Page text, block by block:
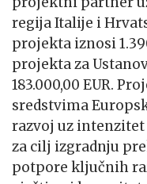
regija Italije i
projekta iznosi
projekta za
183.000,00 EUR.
sredstvima
razvoj uz intenzitet
za cilj izgradnju
potpore ključnih